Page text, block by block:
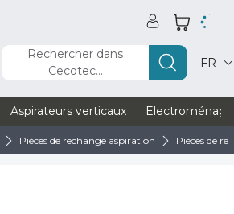
Rechercher dans
Cecotec...
FR
Aspirateurs verticaux
Pièces de rechange aspiration Pièces de